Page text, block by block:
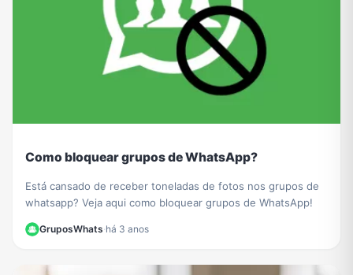
Como bloquear grupos de WhatsApp?
Está cansado de receber toneladas de fotos nos grupos de
whatsapp? Veja aqui como bloquear grupos de WhatsApp!
GruposWhats·há 3 anos